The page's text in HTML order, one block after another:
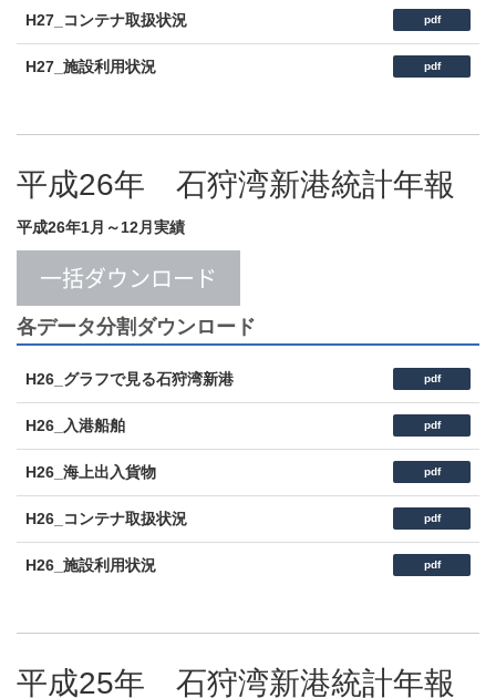
H27_コンテナ取扱状況 pdf
H27_施設利用状況 pdf
平成26年 石狩湾新港統計年報
平成26年1月～12月実績
一括ダウンロード
各データ分割ダウンロード
H26_グラフで見る石狩湾新港 pdf
H26_入港船舶 pdf
H26_海上出入貨物 pdf
H26_コンテナ取扱状況 pdf
H26_施設利用状況 pdf
平成25年 石狩湾新港統計年報